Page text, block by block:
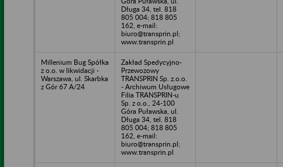
Długa 34, tel. 818
805 004; 818 805
162, e-mail:
biuro@transprin.pl;
www.transprin.pl
Millenium Bug Spółka
z o.o. w likwidacji -
Warszawa, ul. Skarbka
z Gór 67 A/24
Zakład Spedycyjno-
Przewozowy
TRANSPRIN Sp. z.o.o.
- Archiwum Usługowe
Filia TRANSPRIN-u
Sp. z o.o., 24-100
Góra Puławska, ul.
Długa 34, tel. 818
805 004; 818 805
162, e-mail:
biuro@transprin.pl;
www.transprin.pl